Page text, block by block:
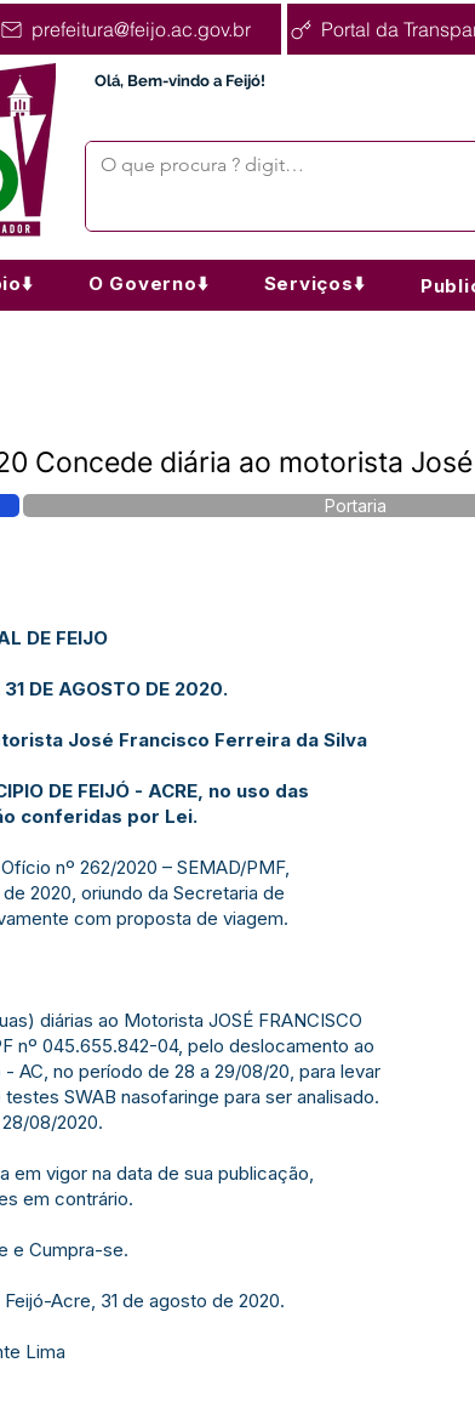
prefeitura@feijo.ac.gov.br Portal da
Olá, Bem-vindo a Feijó!
O Governo⬇️ Serviços⬇️
Concede diária ao motorista
Portaria
DE FEIJO
DE AGOSTO DE 2020.
José Francisco Ferreira da Silva
DE FEIJÓ - ACRE, no uso das
conferidas por Lei.
nº 262/2020 – SEMAD/PMF,
2020, oriundo da Secretaria de
com proposta de viagem.
diárias ao Motorista JOSÉ FRANCISCO
nº 045.655.842-04, pelo deslocamento ao
AC, no período de 28 a 29/08/20, para levar
SWAB nasofaringe para ser analisado.
08/2020.
em vigor na data de sua publicação,
em contrário.
e Cumpra-se.
Acre, 31 de agosto de 2020.
Lima